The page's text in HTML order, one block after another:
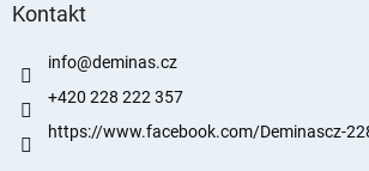
Kontakt
info@deminas.cz
+420 228 222 357
https://www.facebook.com/Deminascz-